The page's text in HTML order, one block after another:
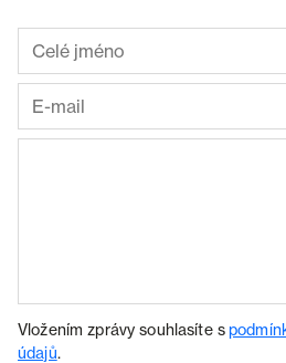
Vložením zprávy souhlasíte s
údajů.